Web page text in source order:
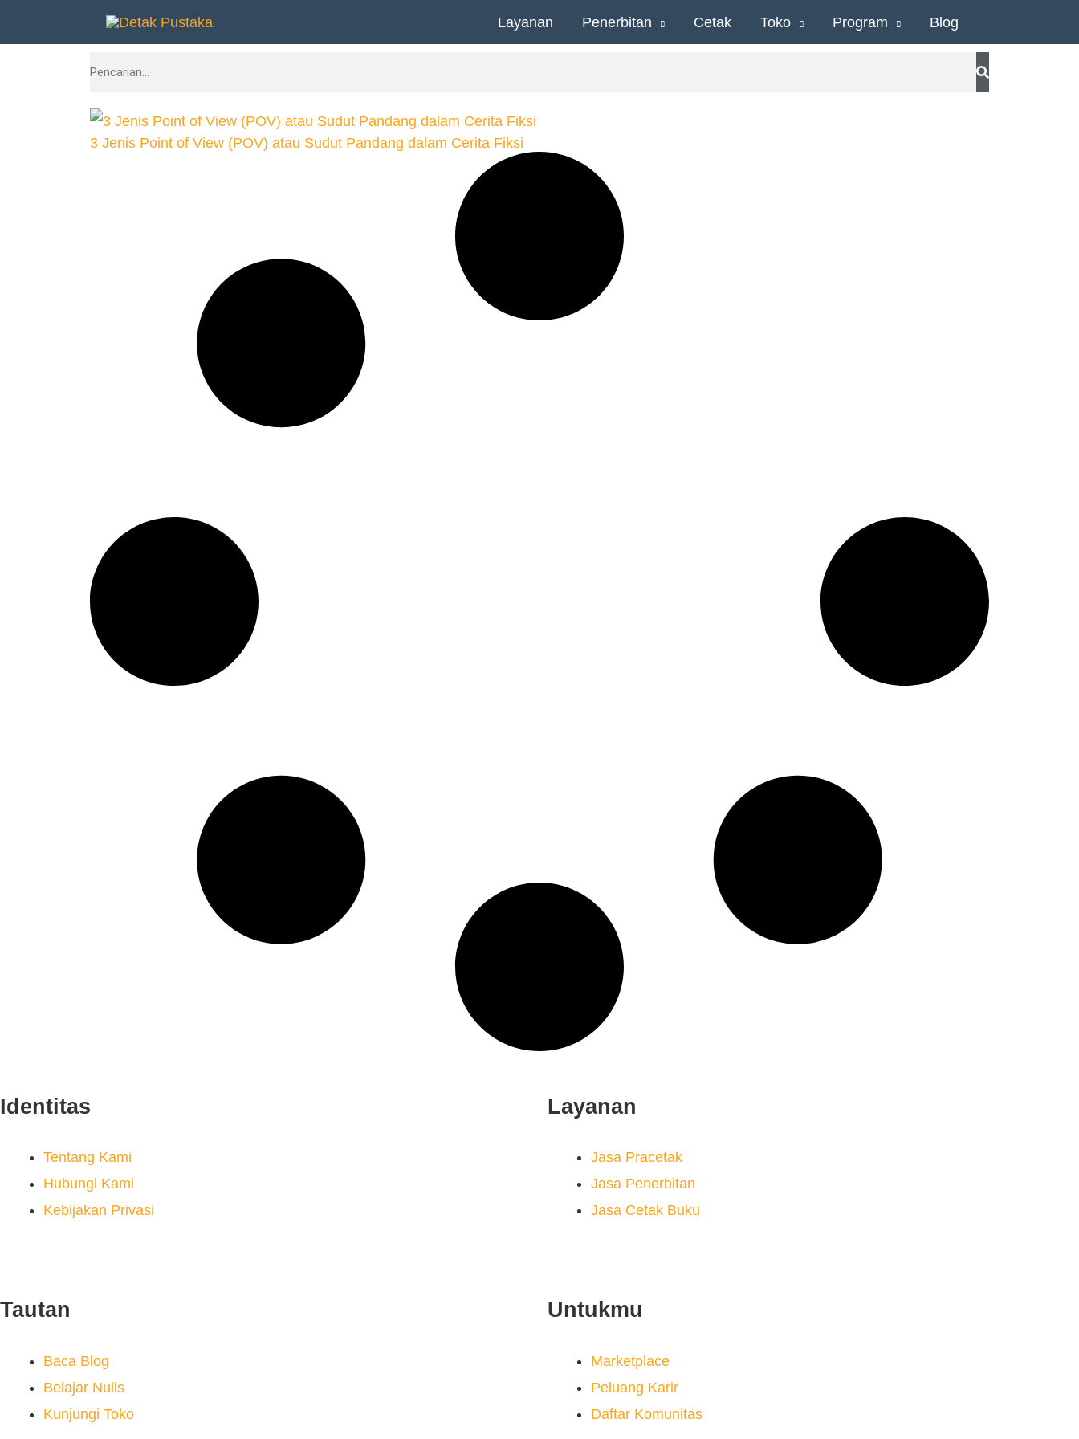
Layanan Penerbitan Cetak Toko Program Blog
Search
3 Jenis Point of View (POV) atau Sudut Pandang dalam Cerita Fiksi
Identitas
Tentang Kami
Hubungi Kami
Kebijakan Privasi
Layanan
Jasa Pracetak
Jasa Penerbitan
Jasa Cetak Buku
Tautan
Baca Blog
Belajar Nulis
Kunjungi Toko
Untukmu
Marketplace
Peluang Karir
Daftar Komunitas